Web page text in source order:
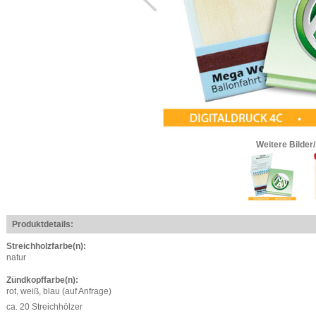
Weitere
Produktdetails:
Streichholzfarbe(n):
natur
Zündkopffarbe(n):
rot, weiß, blau (auf Anfrage)
ca. 20 Streichhölzer